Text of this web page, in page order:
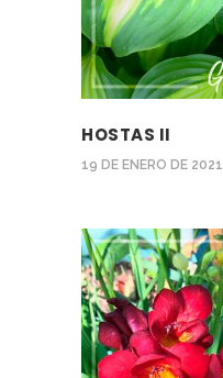
HOSTAS II
19 DE ENERO DE 2021